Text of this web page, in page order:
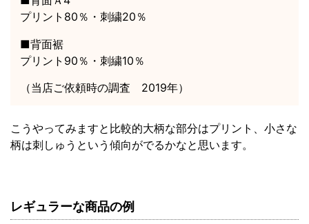
プリント80％・刺繍20％
■背面裾
プリント90％・刺繍10％
（当店ご依頼時の調査 2019年）
こうやってみますと比較的大柄な部分はプリント、小さな
柄は刺しゅうという傾向がでるかなと思います。
レギュラーな商品の例